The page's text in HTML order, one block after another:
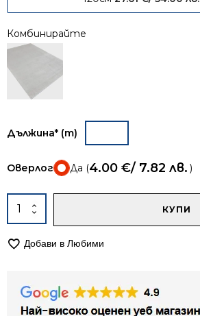
Комбинирайте
Дължина* (m)
Оверлог Да (4.00 €/ 7.82 лв. )
количество
за
80см
1001
бежова
КУПИ
Добави в Любими